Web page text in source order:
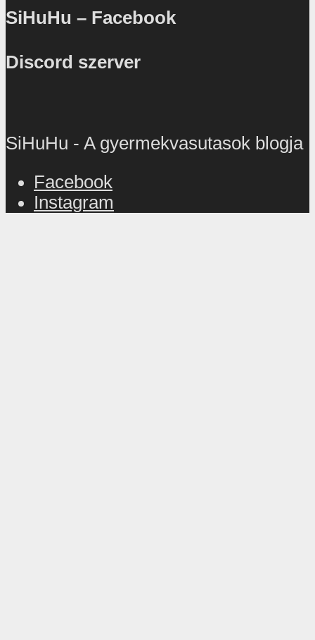
SiHuHu – Facebook
Discord szerver
SiHuHu - A gyermekvasutasok blogja
Facebook
Instagram